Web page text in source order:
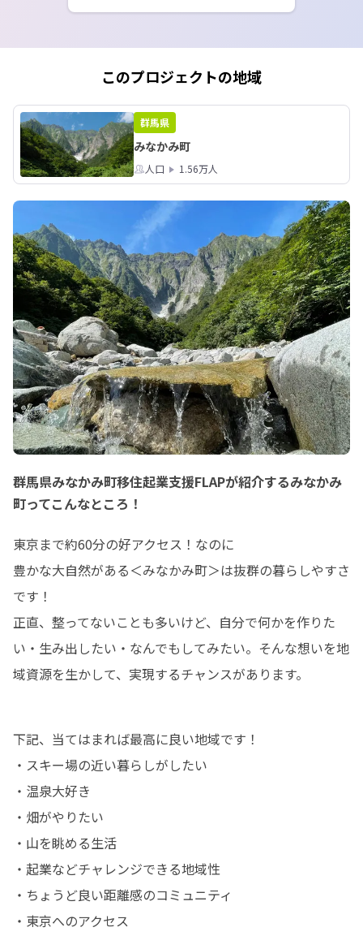
これまで雪のない環境で暮らしてい
て、自然の中での暮らしに憧れる人
が、
実際に暮らしていけるかどうか。
トライアルしてみませんか？
ちなみに私は朝雪かきをし、スキー場
でふかふかの雪を滑って、午後から窓
越しに雪山の景色を眺めながらお仕事
参加枠、残り１組です！
このプロジェクトの地域
群馬県
みなかみ町
人口 1.56万人
群馬県みなかみ町移住起業支援FLAPが紹介するみなかみ
町ってこんなところ！
東京まで約60分の好アクセス！なのに
豊かな大自然がある＜みなかみ町＞は抜群の暮らしやすさ
です！
正直、整ってないことも多いけど、自分で何かを作りた
い・生み出したい・なんでもしてみたい。そんな想いを地
域資源を生かして、実現するチャンスがあります。
下記、当てはまれば最高に良い地域です！
・スキー場の近い暮らしがしたい
・温泉大好き
・畑がやりたい
・山を眺める生活
・起業などチャレンジできる地域性
・ちょうど良い距離感のコミュニティ
・東京へのアクセス